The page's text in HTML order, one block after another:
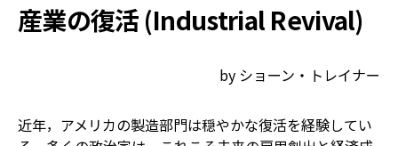
産業の復活 (Industrial Revival)
by ショーン・トレイナー
近年，アメリカの製造部門は穏やかな復活を経験してい